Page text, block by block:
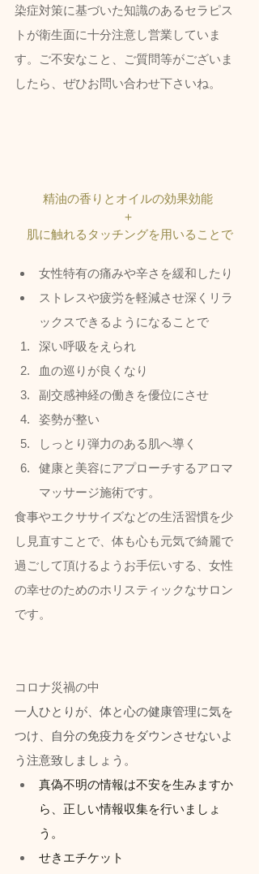
染症対策に基づいた知識のあるセラピス
トが衛生面に十分注意し営業していま
す。ご不安なこと、ご質問等がございま
したら、ぜひお問い合わせ下さいね。
精油の香りとオイルの効果効能
＋
肌に触れるタッチングを用いることで
女性特有の痛みや辛さを緩和したり
ストレスや疲労を軽減させ深くリラ
ックスできるようになることで
深い呼吸をえられ
血の巡りが良くなり
副交感神経の働きを優位にさせ
姿勢が整い
しっとり弾力のある肌へ導く
健康と美容にアプローチするアロマ
マッサージ施術です。
食事やエクササイズなどの生活習慣を少
し見直すことで、体も心も元気で綺麗で
過ごして頂けるようお手伝いする、女性
の幸せのためのホリスティックなサロン
です。
コロナ災禍の中
一人ひとりが、体と心の健康管理に気を
つけ、自分の免疫力をダウンさせないよ
う注意致しましょう。
真偽不明の情報は不安を生みますか
ら、正しい情報収集を行いましょ
う。
せきエチケット